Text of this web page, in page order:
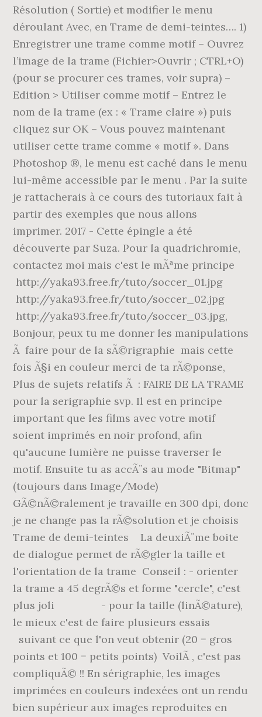
Résolution ( Sortie) et modifier le menu
déroulant Avec, en Trame de demi-teintes…. 1)
Enregistrer une trame comme motif – Ouvrez
l’image de la trame (Fichier>Ouvrir ; CTRL+O)
(pour se procurer ces trames, voir supra) –
Edition > Utiliser comme motif – Entrez le
nom de la trame (ex : « Trame claire ») puis
cliquez sur OK – Vous pouvez maintenant
utiliser cette trame comme « motif ». Dans
Photoshop ®, le menu est caché dans le menu
lui-même accessible par le menu . Par la suite
je rattacherais à ce cours des tutoriaux fait à
partir des exemples que nous allons
imprimer. 2017 - Cette épingle a été
découverte par Suza. Pour la quadrichromie,
contactez moi mais c'est le mÃªme principe
http://yaka93.free.fr/tuto/soccer_01.jpg
http://yaka93.free.fr/tuto/soccer_02.jpg
http://yaka93.free.fr/tuto/soccer_03.jpg,
Bonjour, peux tu me donner les manipulations
Ã faire pour de la sÃ©rigraphie mais cette
fois Ã§i en couleur merci de ta rÃ©ponse,
Plus de sujets relatifs Ã : FAIRE DE LA TRAME
pour la serigraphie svp. Il est en principe
important que les films avec votre motif
soient imprimés en noir profond, afin
qu'aucune lumière ne puisse traverser le
motif. Ensuite tu as accÃ¨s au mode "Bitmap"
(toujours dans Image/Mode)
GÃ©nÃ©ralement je travaille en 300 dpi, donc
je ne change pas la rÃ©solution et je choisis
Trame de demi-teintes La deuxiÃ¨me boite
de dialogue permet de rÃ©gler la taille et
l'orientation de la trame Conseil : - orienter
la trame a 45 degrÃ©s et forme "cercle", c'est
plus joli - pour la taille (linÃ©ature),
le mieux c'est de faire plusieurs essais
suivant ce que l'on veut obtenir (20 = gros
points et 100 = petits points) VoilÃ , c'est pas
compliquÃ© !! En sérigraphie, les images
imprimées en couleurs indexées ont un rendu
bien supérieur aux images reproduites en